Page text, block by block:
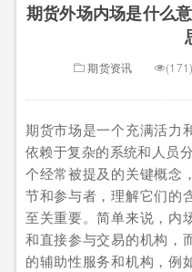
期货外场内场是什么
期货资讯 (171)
期货市场是一个充满活力
依赖于复杂的系统和人员
个经常被提及的关键概念
节和参与者，理解它们的
至关重要。简单来说，内
和直接参与交易的机构，
的辅助性服务和机构，例